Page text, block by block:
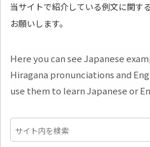
当サイトで紹介している例文に関す
お願いします。
Here you can see Japanese
Hiragana pronunciations and
use them to learn Japanese or